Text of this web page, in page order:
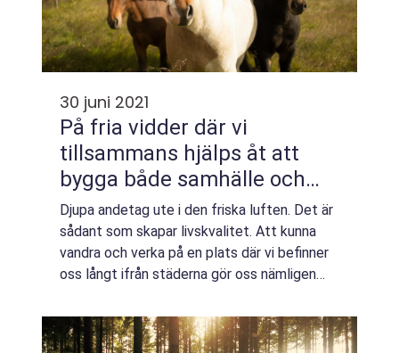
30 juni 2021
På fria vidder där vi
tillsammans hjälps åt att
bygga både samhälle och
stall från uteboxen.se
Djupa andetag ute i den friska luften. Det är
sådant som skapar livskvalitet. Att kunna
vandra och verka på en plats där vi befinner
oss långt ifrån städerna gör oss nämligen
huvudsak ute på de fria v...